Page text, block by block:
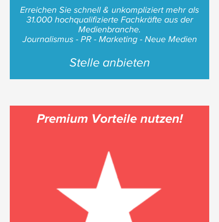
Erreichen Sie schnell & unkompliziert mehr als
31.000 hochqualifizierte Fachkräfte aus der
Medienbranche.
Journalismus - PR - Marketing - Neue Medien
Stelle anbieten
Premium Vorteile nutzen!